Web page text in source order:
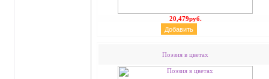
20,479руб.
Поэзия в цветах